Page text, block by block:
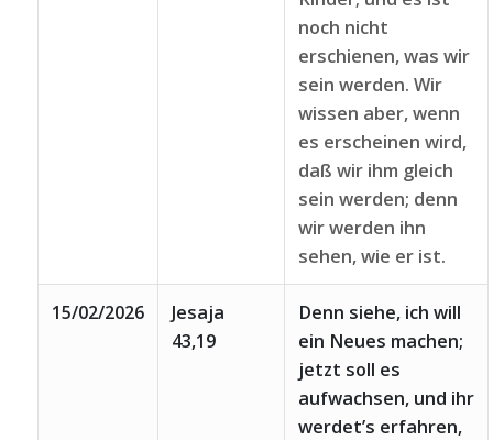
noch nicht
erschienen, was wir
sein werden. Wir
wissen aber, wenn
es erscheinen wird,
daß wir ihm gleich
sein werden; denn
wir werden ihn
sehen, wie er ist.
15/02/2026
Jesaja
43,19
Denn siehe, ich will
ein Neues machen;
jetzt soll es
aufwachsen, und ihr
werdet’s erfahren,